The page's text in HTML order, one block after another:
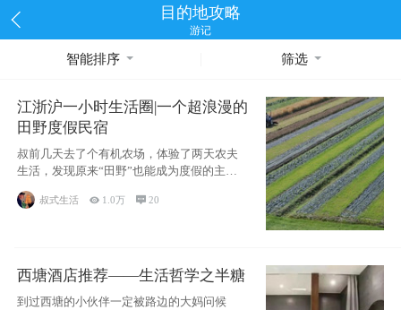
目的地攻略
游记
智能排序 筛选
江浙沪一小时生活圈|一个超浪漫的
田野度假民宿
叔前几天去了个有机农场，体验了两天农夫
生活，发现原来“田野”也能成为度假的主旋
律。江
叔式生活  1.0万 20
西塘酒店推荐——生活哲学之半糖
到过西塘的小伙伴一定被路边的大妈问候